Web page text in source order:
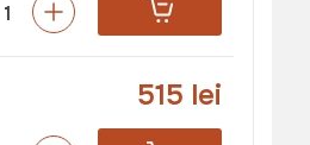
515 lei